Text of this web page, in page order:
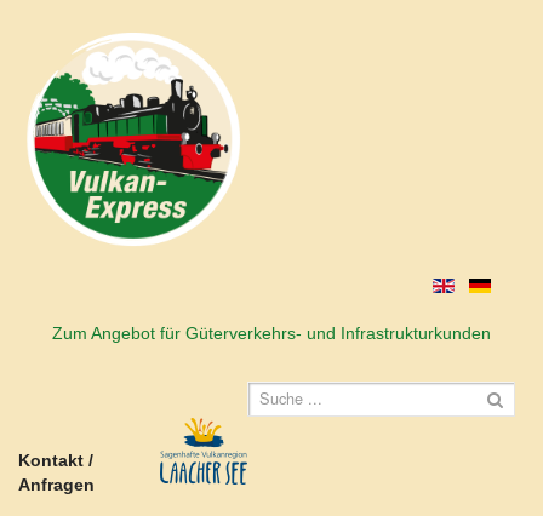
Zum Angebot für Güterverkehrs- und Infrastrukturkunden
Kontakt /
Anfragen